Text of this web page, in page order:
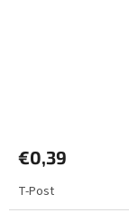
€0,39
T-Post